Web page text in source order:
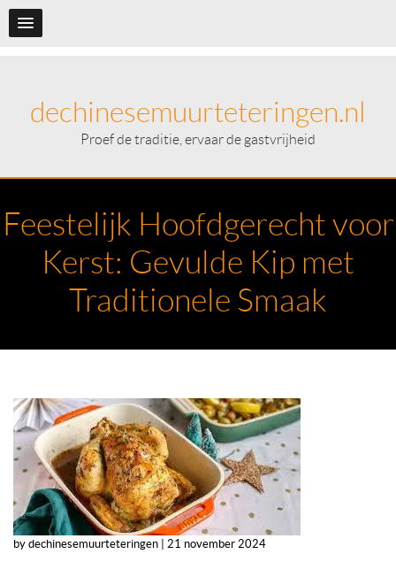
dechinesemuurteteringen.nl
Proef de traditie, ervaar de gastvrijheid
Feestelijk Hoofdgerecht voor
Kerst: Gevulde Kip met
Traditionele Smaak
by dechinesemuurteteringen | 21 november 2024